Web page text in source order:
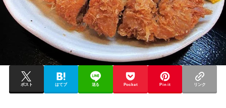
ポスト はてブ 送る Pocket Pin it リンク